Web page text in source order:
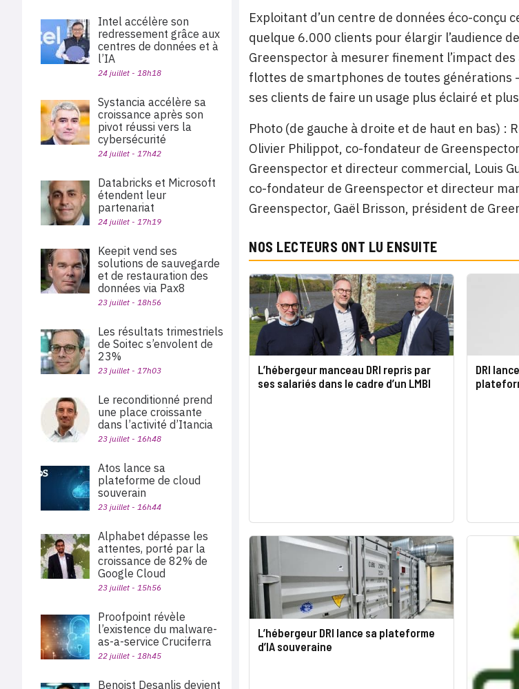
Exploitant d’un centre de données éco-conçu
quelque 6.000 clients pour élargir l’audience
Greenspector à mesurer finement l’impact
flottes de smartphones de toutes générations
ses clients de faire un usage plus éclairé et
Photo (de gauche à droite et de haut en bas) :
Olivier Philippot, co-fondateur de
Greenspector et directeur commercial, Louis
co-fondateur de Greenspector et directeur
Greenspector, Gaël Brisson, président de
NOS LECTEURS ONT LU ENSUITE
L’hébergeur manceau DRI repris par
ses salariés dans le cadre d’un LMBI
DRI
L’hébergeur DRI lance sa plateforme
d’IA souveraine
Intel accélère son
redressement grâce aux
centres de données et à
l’IA
24 juillet - 18h18
Systancia accélère sa
croissance après son
pivot réussi vers la
cybersécurité
24 juillet - 17h42
Databricks et Microsoft
étendent leur
partenariat
24 juillet - 17h19
Keepit vend ses
solutions de sauvegarde
et de restauration des
données via Pax8
23 juillet - 18h56
Les résultats trimestriels
de Soitec s’envolent de
23%
23 juillet - 17h03
Le reconditionné prend
une place croissante
dans l’activité d’Itancia
23 juillet - 16h48
Atos lance sa
plateforme de cloud
souverain
23 juillet - 16h44
Alphabet dépasse les
attentes, porté par la
croissance de 82% de
Google Cloud
23 juillet - 15h56
Proofpoint révèle
l’existence du malware-
as-a-service Cruciferra
22 juillet - 18h45
Benoist Desanlis devient